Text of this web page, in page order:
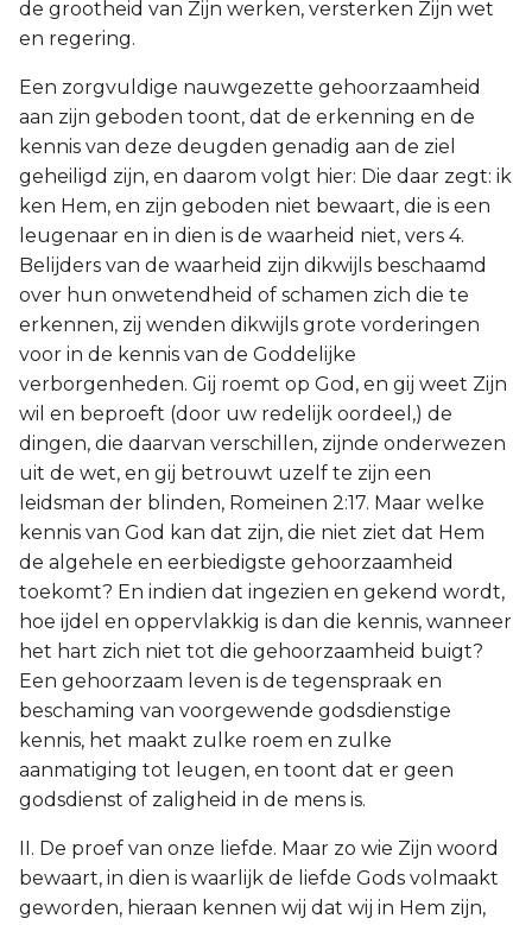
de grootheid van Zijn werken, versterken Zijn wet
en regering.
Een zorgvuldige nauwgezette gehoorzaamheid
aan zijn geboden toont, dat de erkenning en de
kennis van deze deugden genadig aan de ziel
geheiligd zijn, en daarom volgt hier: Die daar zegt: ik
ken Hem, en zijn geboden niet bewaart, die is een
leugenaar en in dien is de waarheid niet, vers 4.
Belijders van de waarheid zijn dikwijls beschaamd
over hun onwetendheid of schamen zich die te
erkennen, zij wenden dikwijls grote vorderingen
voor in de kennis van de Goddelijke
verborgenheden. Gij roemt op God, en gij weet Zijn
wil en beproeft (door uw redelijk oordeel,) de
dingen, die daarvan verschillen, zijnde onderwezen
uit de wet, en gij betrouwt uzelf te zijn een
leidsman der blinden, Romeinen 2:17. Maar welke
kennis van God kan dat zijn, die niet ziet dat Hem
de algehele en eerbiedigste gehoorzaamheid
toekomt? En indien dat ingezien en gekend wordt,
hoe ijdel en oppervlakkig is dan die kennis, wanneer
het hart zich niet tot die gehoorzaamheid buigt?
Een gehoorzaam leven is de tegenspraak en
beschaming van voorgewende godsdienstige
kennis, het maakt zulke roem en zulke
aanmatiging tot leugen, en toont dat er geen
godsdienst of zaligheid in de mens is.
II. De proef van onze liefde. Maar zo wie Zijn woord
bewaart, in dien is waarlijk de liefde Gods volmaakt
geworden, hieraan kennen wij dat wij in Hem zijn,